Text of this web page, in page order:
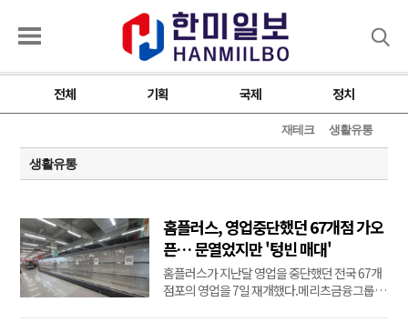
전체 기획 국제 정치
재테크 생활유통
생활유통
홈플러스, 영업중단했던 67개점 가오
픈… 문열었지만 '텅빈 매대'
홈플러스가 지난달 영업을 중단했던 전국 67개
점포의 영업을 7일 재개했다.메리츠금융그룹이